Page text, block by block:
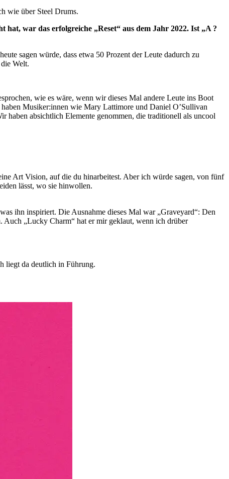
wie über Steel Drums.
hat, war das erfolgreiche „Reset“ aus dem Jahr 2022. Ist „A ?
sagen würde, dass etwa 50 Prozent der Leute dadurch zu
Welt.
wie es wäre, wenn wir dieses Mal andere Leute ins Boot
Musiker:innen wie Mary Lattimore und Daniel O’Sullivan
haben absichtlich Elemente genommen, die traditionell als uncool
Art Vision, auf die du hinarbeitest. Aber ich würde sagen, von fünf
lässt, wo sie hinwollen.
ihn inspiriert. Die Ausnahme dieses Mal war „Graveyard“: Den
Auch „Lucky Charm“ hat er mir geklaut, wenn ich drüber
liegt da deutlich in Führung.